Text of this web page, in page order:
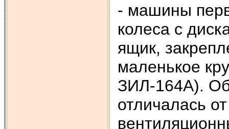
- машины
колеса с
ящик,
маленькое
ЗИЛ-164А).
отличалась